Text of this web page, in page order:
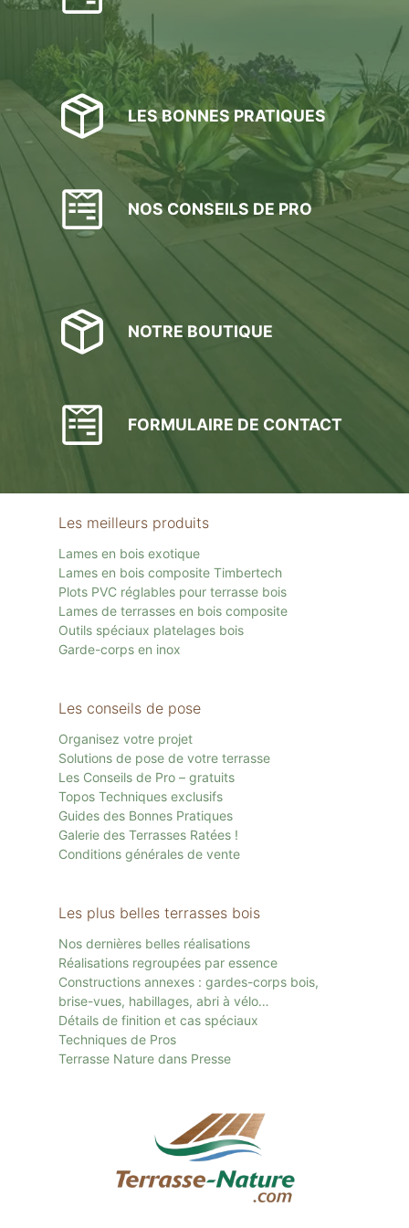
sur
page
du
produit
LES BONNES PRATIQUES
NOS CONSEILS DE PRO
NOTRE BOUTIQUE
FORMULAIRE DE CONTACT
Les meilleurs produits
Lames en bois exotique
Lames en bois composite Timbertech
Plots PVC réglables pour terrasse bois
Lames de terrasses en bois composite
Outils spéciaux platelages bois
Garde-corps en inox
Les conseils de pose
Organisez votre projet
Solutions de pose de votre terrasse
Les Conseils de Pro – gratuits
Topos Techniques exclusifs
Guides des Bonnes Pratiques
Galerie des Terrasses Ratées !
Conditions générales de vente
Les plus belles terrasses bois
Nos dernières belles réalisations
Réalisations regroupées par essence
Constructions annexes : gardes-corps bois,
brise-vues, habillages, abri à vélo…
Détails de finition et cas spéciaux
Techniques de Pros
Terrasse Nature dans Presse